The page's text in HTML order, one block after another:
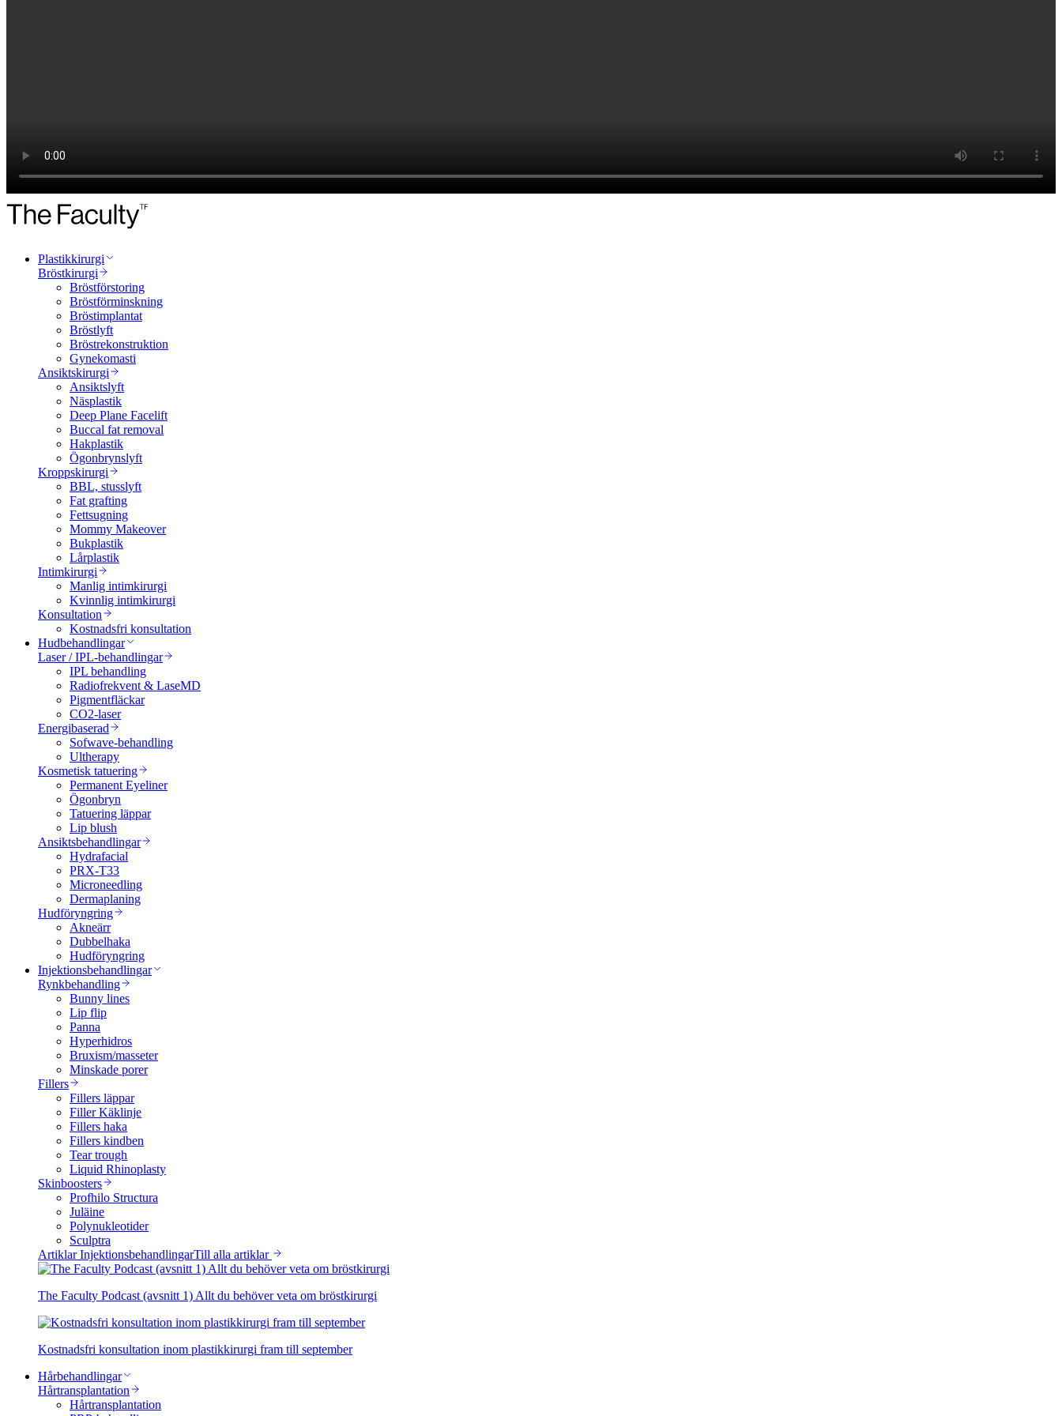
Plastikkirurgi
Bröstkirurgi
Bröstförstoring
Bröstförminskning
Bröstimplantat
Bröstlyft
Bröstrekonstruktion
Gynekomasti
Ansiktskirurgi
Ansiktslyft
Näsplastik
Deep Plane Facelift
Buccal fat removal
Hakplastik
Ögonbrynslyft
Kroppskirurgi
BBL, stusslyft
Fat grafting
Fettsugning
Mommy Makeover
Bukplastik
Lårplastik
Intimkirurgi
Manlig intimkirurgi
Kvinnlig intimkirurgi
Konsultation
Kostnadsfri konsultation
Hudbehandlingar
Laser / IPL-behandlingar
IPL behandling
Radiofrekvent & LaseMD
Pigmentfläckar
CO2-laser
Energibaserad
Sofwave-behandling
Ultherapy
Kosmetisk tatuering
Permanent Eyeliner
Ögonbryn
Tatuering läppar
Lip blush
Ansiktsbehandlingar
Hydrafacial
PRX-T33
Microneedling
Dermaplaning
Hudföryngring
Akneärr
Dubbelhaka
Hudföryngring
Injektionsbehandlingar
Rynkbehandling
Bunny lines
Lip flip
Panna
Hyperhidros
Bruxism/masseter
Minskade porer
Fillers
Fillers läppar
Filler Käklinje
Fillers haka
Fillers kindben
Tear trough
Liquid Rhinoplasty
Skinboosters
Profhilo Structura
Juläine
Polynukleotider
Sculptra
Artiklar InjektionsbehandlingarTill alla artiklar
The Faculty Podcast (avsnitt 1) Allt du behöver veta om bröstkirurgi
Kostnadsfri konsultation inom plastikkirurgi fram till september
Hårbehandlingar
Hårtransplantation
Hårtransplantation